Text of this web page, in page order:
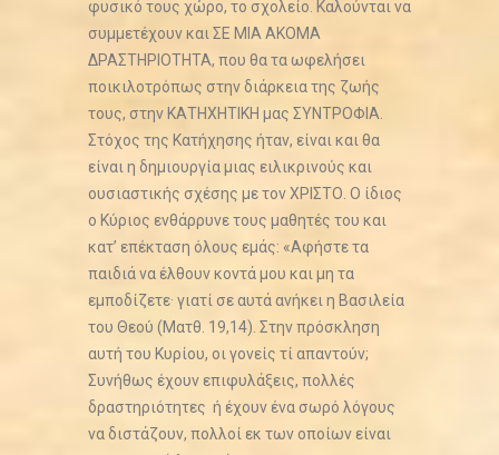
φυσικό τους χώρο, το σχολείο. Καλούνται να
συμμετέχουν και ΣΕ ΜΙΑ ΑΚΟΜΑ
ΔΡΑΣΤΗΡΙΟΤΗΤΑ, που θα τα ωφελήσει
ποικιλοτρόπως στην διάρκεια της ζωής
τους, στην ΚΑΤΗΧΗΤΙΚΗ μας ΣΥΝΤΡΟΦΙΑ.
Στόχος της Κατήχησης ήταν, είναι και θα
είναι η δημιουργία μιας ειλικρινούς και
ουσιαστικής σχέσης με τον ΧΡΙΣΤΟ. Ο ίδιος
ο Κύριος ενθάρρυνε τους μαθητές του και
κατ’ επέκταση όλους εμάς: «Αφήστε τα
παιδιά να έλθουν κοντά μου και μη τα
εμποδίζετε· γιατί σε αυτά ανήκει η Βασιλεία
του Θεού (Ματθ. 19,14). Στην πρόσκληση
αυτή του Κυρίου, οι γονείς τί απαντούν;
Συνήθως έχουν επιφυλάξεις, πολλές
δραστηριότητες ή έχουν ένα σωρό λόγους
να διστάζουν, πολλοί εκ των οποίων είναι